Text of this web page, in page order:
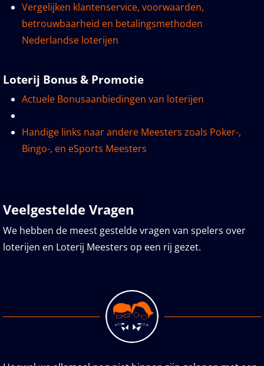
Vergelijken klantenservice, voorwaarden,
betrouwbaarheid en betalingsmethoden
Nederlandse loterijen
Loterij Bonus & Promotie
Actuele Bonusaanbiedingen van loterijen
Handige links naar andere Meesters zoals Poker-,
Bingo-, en eSports Meesters
Veelgestelde Vragen
We hebben de meest gestelde vragen van spelers over
loterijen en Loterij Meesters op een rij gezet.